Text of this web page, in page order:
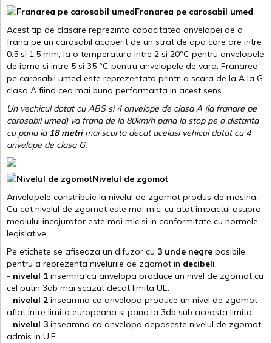
Franarea pe carosabil umed
Acest tip de clasare reprezinta capacitatea anvelopei de a
frana pe un carosabil acoperit de un strat de apa care are intre
0.5 si 1.5 mm, la o temperatura intre 2 si 20ºC pentru anvelopele
de iarna si intre 5 si 35 ºC pentru anvelopele de vara. Franarea
pe carosabil umed este reprezentata printr-o scara de la A la G,
clasa A fiind cea mai buna performanta in acest sens.
Un vechicul dotat cu ABS si 4 anvelope de clasa A (la franare pe
carosabil umed) va frana de la 80km/h pana la stop pe o distanta
cu pana la 18 metrimai scurta decat acelasi vehicul dotat cu 4
anvelope de clasa G.
Nivelul de zgomot
Anvelopele constribuie la nivelul de zgomot produs de masina.
Cu cat nivelul de zgomot este mai mic, cu atat impactul asupra
mediului incojurator este mai mic si in conformitate cu normele
legislative.
Pe etichete se afiseaza un difuzor cu 3 unde negre posibile
pentru a reprezenta nivelurile de zgomot in decibeli.
- nivelul 1 insemna ca anvelopa produce un nivel de zgomot cu
cel putin 3db mai scazut decat limita UE.
- nivelul 2 inseamna ca anvelopa produce un nivel de zgomot
aflat intre limita europeana si pana la 3db sub aceasta limita.
- nivelul 3 inseamna ca anvelopa depaseste nivelul de zgomot
admis in U.E.